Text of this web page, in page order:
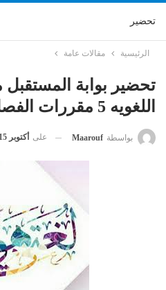
تحضير
الرئيسية مقالات عامة
تحضير بوابة المستقبل
اللغويه 5 مقررات الفصل الدراسي الثاني
بواسطة Maarouf على أكتوبر 15, 2021